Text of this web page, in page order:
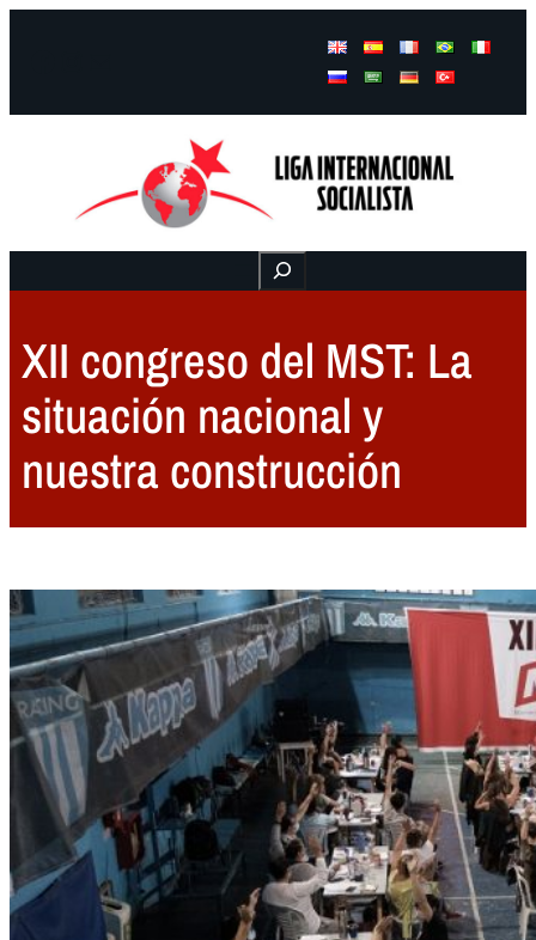
Buscar
XII congreso del MST: La
situación nacional y
nuestra construcción